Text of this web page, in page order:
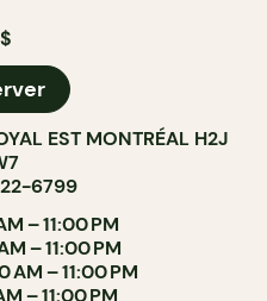
EST MONTRÉAL H2J
6799
– 11:00 PM
– 11:00 PM
AM – 11:00 PM
– 11:00 PM